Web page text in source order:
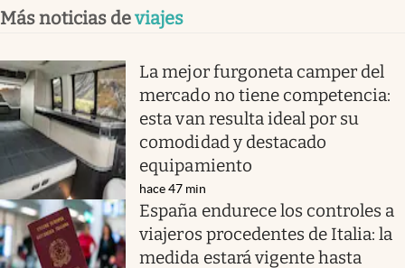
Más noticias deviajes
La mejor furgoneta camper del
mercado no tiene competencia:
esta van resulta ideal por su
comodidad y destacado
equipamiento
hace 47 min
España endurece los controles a
viajeros procedentes de Italia: la
medida estará vigente hasta